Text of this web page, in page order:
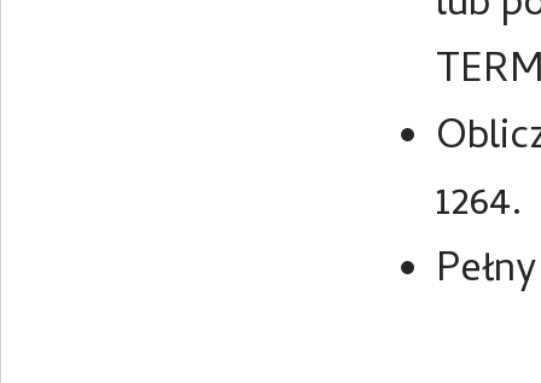
1264.